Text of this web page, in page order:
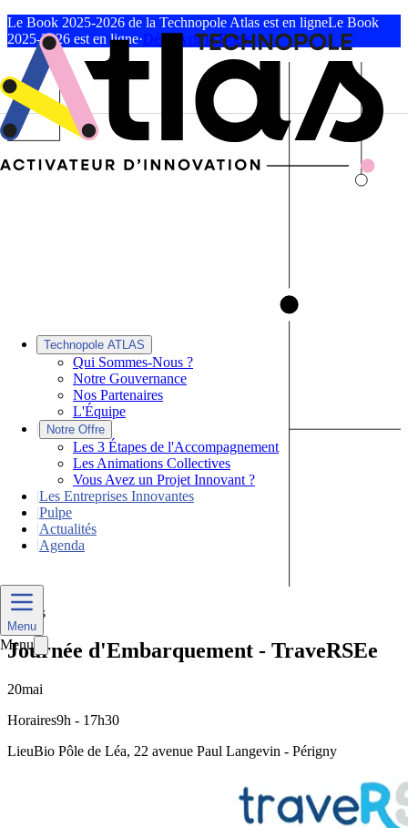
Le Book 2025-2026 de la Technopole Atlas est en ligneLe Book
2025-2026 est en ligne·Découvrir le Book
Technopole ATLAS
Qui Sommes-Nous ?
Notre Gouvernance
Nos Partenaires
L'Équipe
|
Notre Offre
Les 3 Étapes de l'Accompagnement
Les Animations Collectives
Vous Avez un Projet Innovant ?
|Les Entreprises Innovantes
|Pulpe
|Actualités
|Agenda
Menu
Menu
Divers
Journée d'Embarquement - TraveRSEe
20mai
Horaires9h - 17h30
LieuBio Pôle de Léa, 22 avenue Paul Langevin - Périgny